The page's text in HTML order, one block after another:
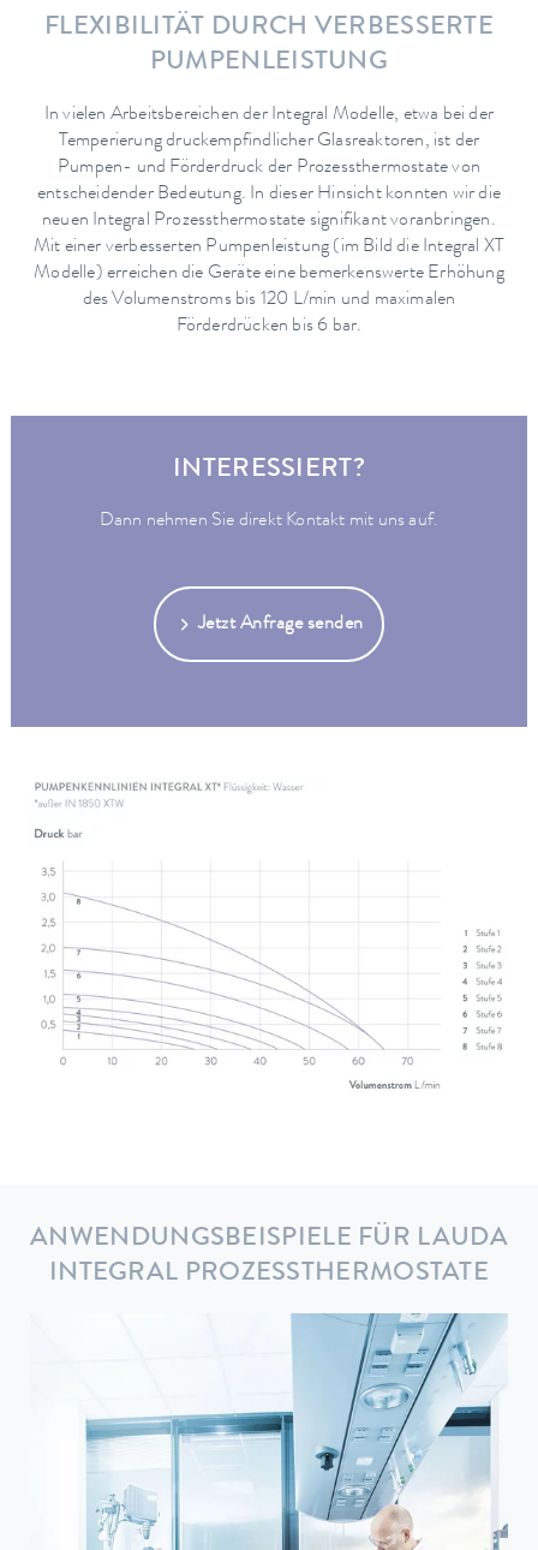
FLEXIBILITÄT DURCH VERBESSERTE
PUMPENLEISTUNG
In vielen Arbeitsbereichen der Integral Modelle, etwa bei der
Temperierung druckempfindlicher Glasreaktoren, ist der
Pumpen- und Förderdruck der Prozessthermostate von
entscheidender Bedeutung. In dieser Hinsicht konnten wir die
neuen Integral Prozessthermostate signifikant voranbringen.
Mit einer verbesserten Pumpenleistung (im Bild die Integral XT
Modelle) erreichen die Geräte eine bemerkenswerte Erhöhung
des Volumenstroms bis 120 L/min und maximalen
Förderdrücken bis 6 bar.
INTERESSIERT?
Dann nehmen Sie direkt Kontakt mit uns auf.
Jetzt Anfrage senden
ANWENDUNGSBEISPIELE FÜR LAUDA
INTEGRAL PROZESSTHERMOSTATE